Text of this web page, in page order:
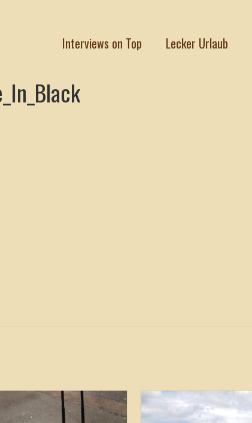
Interviews on Top Lecker Urlaub